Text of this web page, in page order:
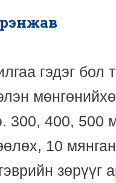
гэдэг бол
300, 400, 500
10
зөрүүг